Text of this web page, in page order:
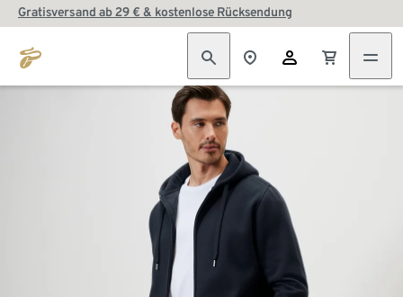
Gratisversand ab 29 € & kostenlose Rücksendung